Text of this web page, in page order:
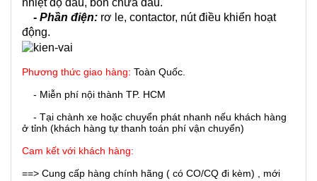
nhiệt độ dầu, bồn chứa dầu.
- Phần điện: rơ le, contactor, nút điều khiển hoạt
động.
Phương thức giao hàng: Toàn Quốc.
- Miễn phí nội thành TP. HCM
- Tại chành xe hoặc chuyển phát nhanh nếu khách hàng
ở tỉnh (khách hàng tự thanh toán phí vận chuyển)
Cam kết với khách hàng:
==> Cung cấp hàng chính hãng ( có CO/CQ đi kèm) , mới